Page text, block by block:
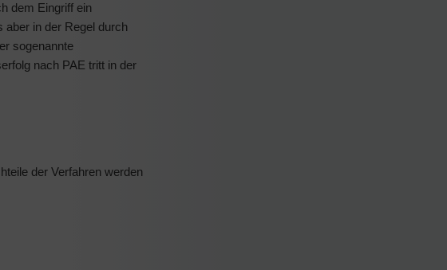
dem Eingriff ein
in der Regel durch
sogenannte
nach PAE tritt in der
der Verfahren werden